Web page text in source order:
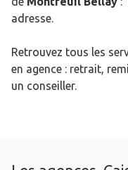
adresse.
Retrouvez tous les
en agence : retrait,
un conseiller.